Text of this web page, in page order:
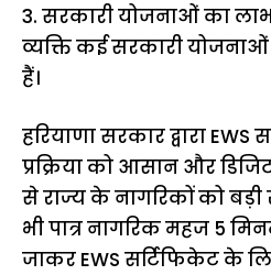
3. सरकारी योजनाओं का
व्यक्ति कई सरकारी
हैं।
हरियाणा सरकार द्वारा
प्रक्रिया को आसान और
से राज्य के नागरिकों को बड़ी
भी पात्र नागरिक महज 5
जाकर EWS सर्टिफिकेट के